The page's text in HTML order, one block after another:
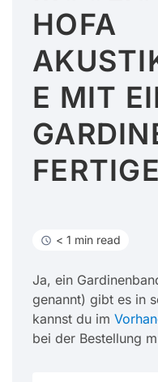
HOFA
E MIT
< 1 min read
Ja, ein
genannt) gibt es in
kannst du im
bei der Bestellung